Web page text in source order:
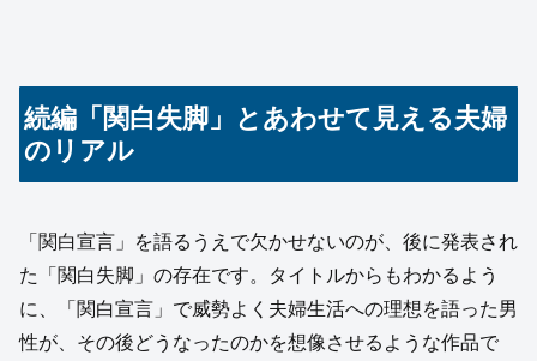
続編「関白失脚」とあわせて見える夫婦
のリアル
「関白宣言」を語るうえで欠かせないのが、後に発表され
た「関白失脚」の存在です。タイトルからもわかるよう
に、「関白宣言」で威勢よく夫婦生活への理想を語った男
性が、その後どうなったのかを想像させるような作品で